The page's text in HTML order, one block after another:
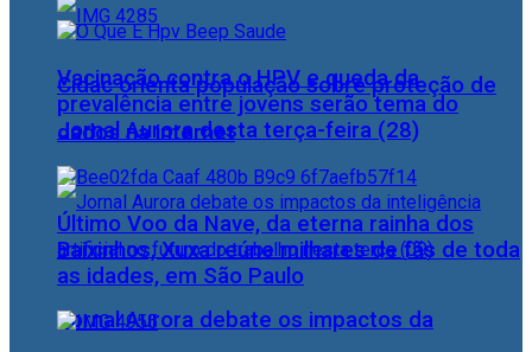
Cidac orienta população sobre proteção de
dados na internet
Jornal Aurora debate os impactos da
Vacinação contra o HPV e queda da
prevalência entre jovens serão tema do
Jornal Aurora desta terça-feira (28)
Último Voo da Nave, da eterna rainha dos
Baixinhos, Xuxa reúne milhares de fãs de toda
as idades, em São Paulo